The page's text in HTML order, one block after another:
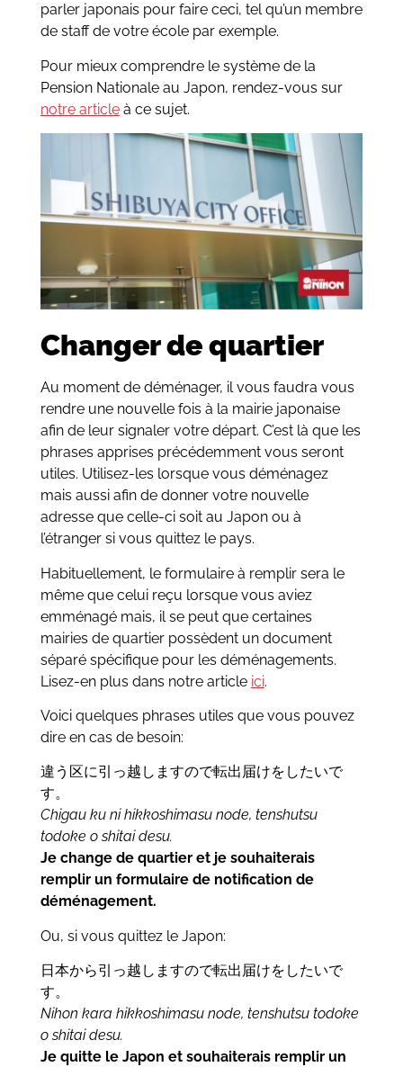
parler japonais pour faire ceci, tel qu’un membre
de staff de votre école par exemple.
Pour mieux comprendre le système de la
Pension Nationale au Japon, rendez-vous sur
notre articleà ce sujet.
Changer de quartier
Au moment de déménager, il vous faudra vous
rendre une nouvelle fois à la mairie japonaise
afin de leur signaler votre départ. C’est là que les
phrases apprises précédemment vous seront
utiles. Utilisez-les lorsque vous déménagez
mais aussi afin de donner votre nouvelle
adresse que celle-ci soit au Japon ou à
l’étranger si vous quittez le pays.
Habituellement, le formulaire à remplir sera le
même que celui reçu lorsque vous aviez
emménagé mais, il se peut que certaines
mairies de quartier possèdent un document
séparé spécifique pour les déménagements.
Lisez-en plus dans notre article ici.
Voici quelques phrases utiles que vous pouvez
dire en cas de besoin:
違う区に引っ越しますので転出届けをしたいで
す。
Chigau ku ni hikkoshimasu node, tenshutsu
todoke o shitai desu.
Je change de quartier et je souhaiterais
remplir un formulaire de notification de
déménagement.
Ou, si vous quittez le Japon:
日本から引っ越しますので転出届けをしたいで
す。
Nihon kara hikkoshimasu node, tenshutsu todoke
o shitai desu.
Je quitte le Japon et souhaiterais remplir un